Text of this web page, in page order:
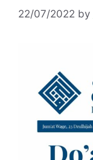
22/07/2022 by